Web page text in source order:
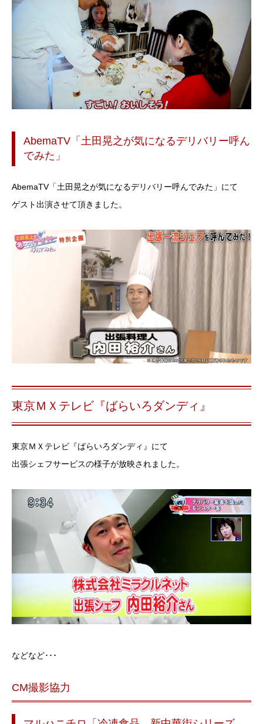
AbemaTV「土田晃之が気になるデリバリー呼ん
でみた」
AbemaTV「土田晃之が気になるデリバリー呼んでみた」にて
ゲスト出演させて頂きました。
東京ＭＸテレビ『ばらいろダンディ』
東京ＭＸテレビ『ばらいろダンディ』にて
出張シェフサービスの様子が放映されました。
などなど･･･
CM撮影協力